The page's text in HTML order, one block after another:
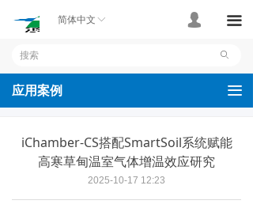
끀
首页
产品
应用案例
关于我们
联系我们
ꀅ
简体中文 넙
ꄙ
iChamber-CS搭配SmartSoil系统赋能
高寒草甸温室气体增温效应研究
2025-10-17 12:23
应用案例 끀